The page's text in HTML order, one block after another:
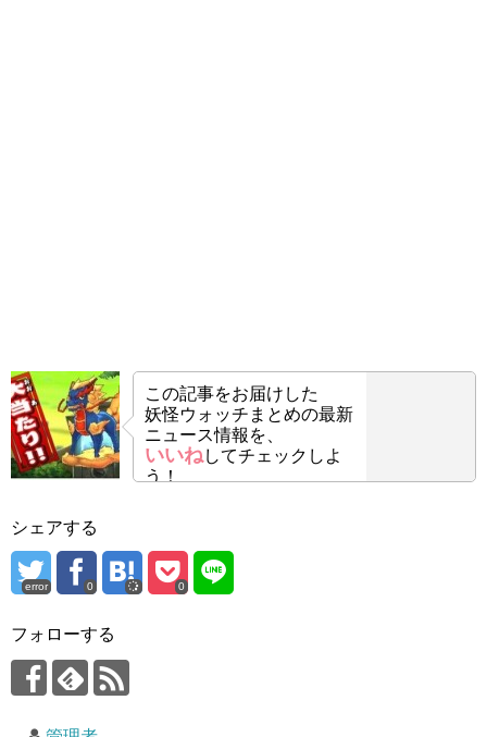
この記事をお届けした
妖怪ウォッチまとめの最新
ニュース情報を、
いいねしてチェックしよ
う！
シェアする
error 0 0
フォローする